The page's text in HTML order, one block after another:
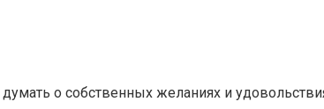
о собственных желаниях и